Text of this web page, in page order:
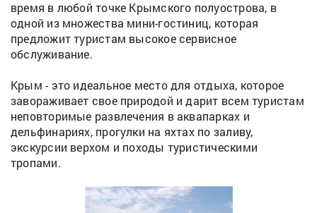
время в любой точке Крымского полуострова, в
одной из множества мини-гостиниц, которая
предложит туристам высокое сервисное
обслуживание.
Крым - это идеальное место для отдыха, которое
завораживает свое природой и дарит всем туристам
неповторимые развлечения в аквапарках и
дельфинариях, прогулки на яхтах по заливу,
экскурсии верхом и походы туристическими
тропами.